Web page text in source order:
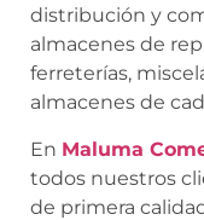
distribución y
almacenes de
ferreterías,
almacenes de
En Maluma
todos nuestros
de primera